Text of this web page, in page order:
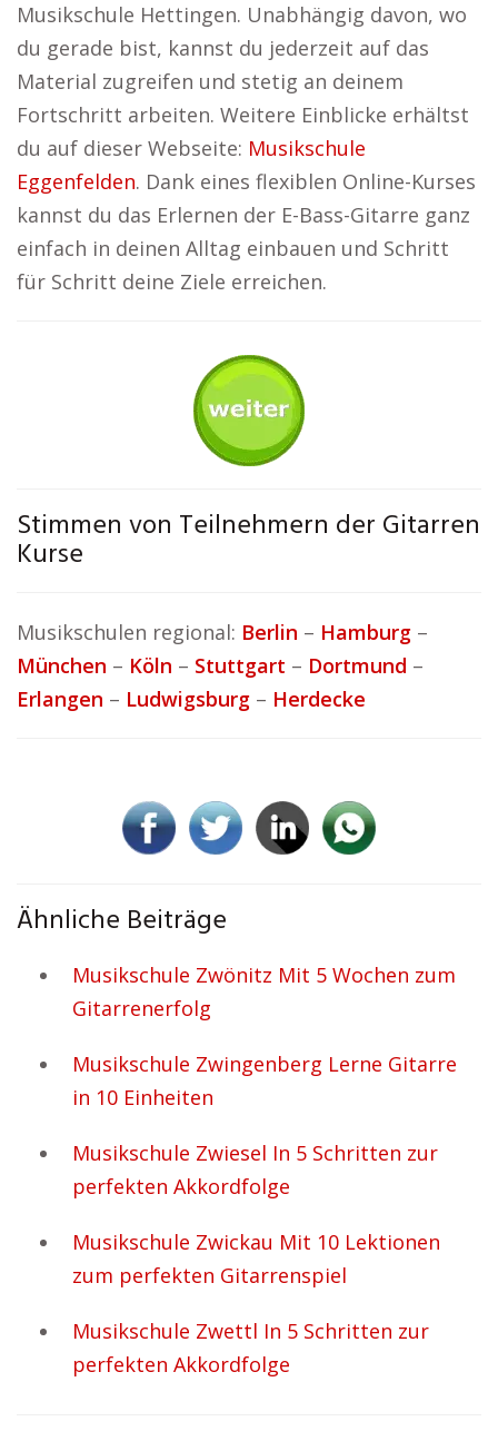
Musikschule Hettingen. Unabhängig davon, wo
du gerade bist, kannst du jederzeit auf das
Material zugreifen und stetig an deinem
Fortschritt arbeiten. Weitere Einblicke erhältst
du auf dieser Webseite: Musikschule
Eggenfelden. Dank eines flexiblen Online-Kurses
kannst du das Erlernen der E-Bass-Gitarre ganz
einfach in deinen Alltag einbauen und Schritt
für Schritt deine Ziele erreichen.
Stimmen von Teilnehmern der Gitarren
Kurse
Musikschulen regional: Berlin – Hamburg –
München – Köln – Stuttgart – Dortmund –
Erlangen – Ludwigsburg – Herdecke
Ähnliche Beiträge
Musikschule Zwönitz Mit 5 Wochen zum
Gitarrenerfolg
Musikschule Zwingenberg Lerne Gitarre
in 10 Einheiten
Musikschule Zwiesel In 5 Schritten zur
perfekten Akkordfolge
Musikschule Zwickau Mit 10 Lektionen
zum perfekten Gitarrenspiel
Musikschule Zwettl In 5 Schritten zur
perfekten Akkordfolge